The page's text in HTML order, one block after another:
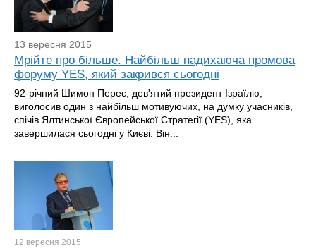
13 вересня 2015
Мрійте про більше. Найбільш надихаюча промова
форуму YES, який закрився сьогодні
92-річний Шимон Перес, дев'ятий президент Ізраїлю,
виголосив один з найбільш мотивуючих, на думку учасників,
спічів Ялтинської Європейської Стратегії (YES), яка
завершилася сьогодні у Києві. Він...
12 вересня 2015